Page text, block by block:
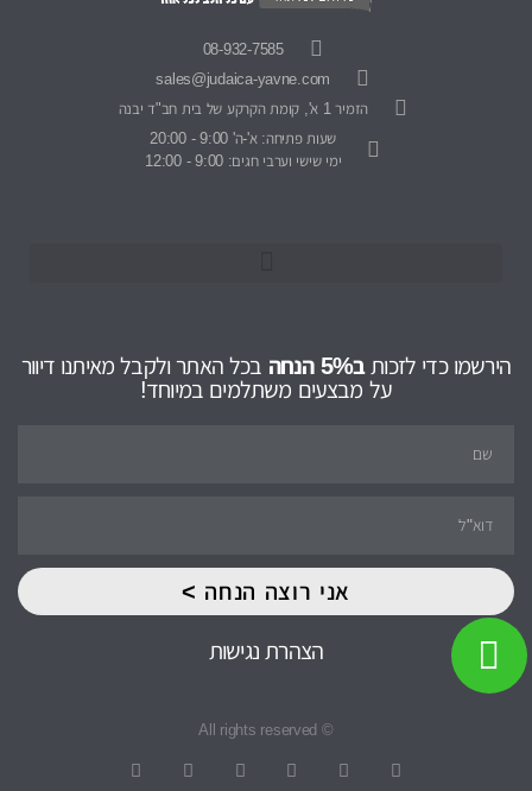
08-932-7585
sales@judaica-yavne.com
הזמיר 1 א', קומת הקרקע של בית חב"ד יבנה
שעות פתיחה: א'-ה' 9:00 - 20:00
ימי שישי וערבי חגים: 9:00 - 12:00
הירשמו כדי לזכותב5% הנחה
בכל האתר ולקבל מאיתנו דיוור
על מבצעים משתלמים במיוחד!
אני רוצה הנחה >
הצהרת נגישות
© All rights reserved